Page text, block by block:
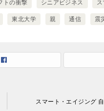
トの衝撃 シニアビジネス
東北大学 親 通信 震
スマート・エイジング